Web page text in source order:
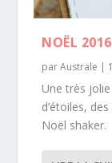
NOËL
parAustrale |
Une très
d’étoiles,
Noël shaker.